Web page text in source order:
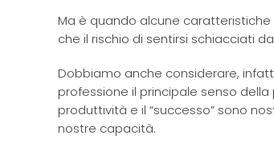
Ma è quando alcune
che il rischio di sentirsi schiacciati
Dobbiamo anche considerare,
professione il principale senso
produttività e il “successo” sono
nostre capacità.